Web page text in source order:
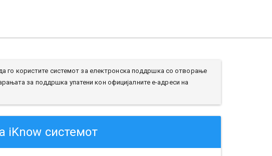
го користите системот за електронска поддршка со отворање
за поддршка упатени кон официјалните е-адреси на
iKnow системот